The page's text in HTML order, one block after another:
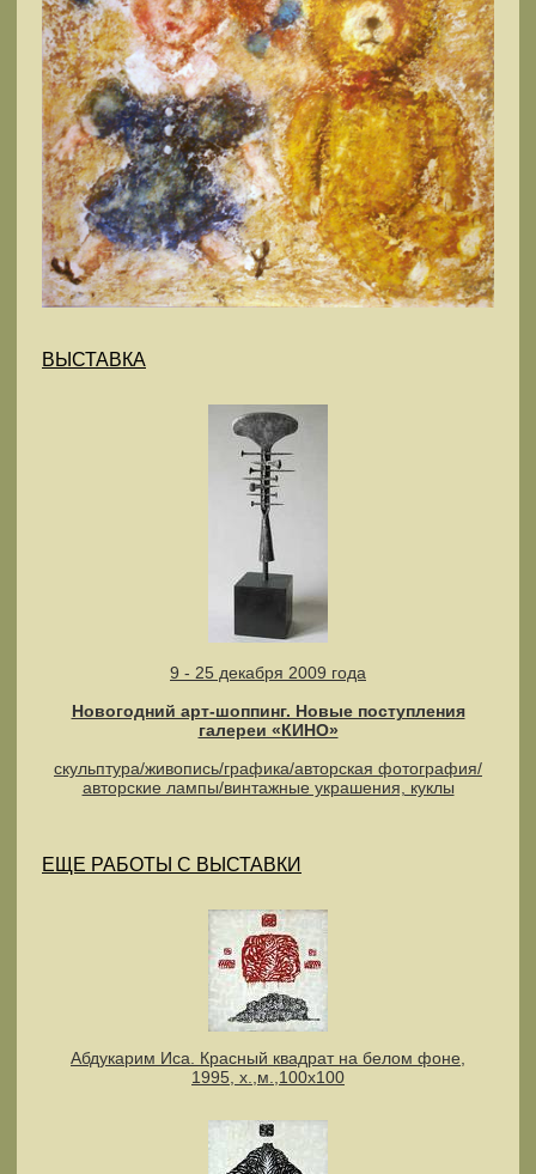
ВЫСТАВКА
9 - 25 декабря 2009 года
Новогодний арт-шоппинг. Новые поступления
галереи «КИНО»
скульптура/живопись/графика/авторская фотография/
авторские лампы/винтажные украшения, куклы
ЕЩЕ РАБОТЫ С ВЫСТАВКИ
Абдукарим Иса. Красный квадрат на белом фоне,
1995, х.,м.,100х100